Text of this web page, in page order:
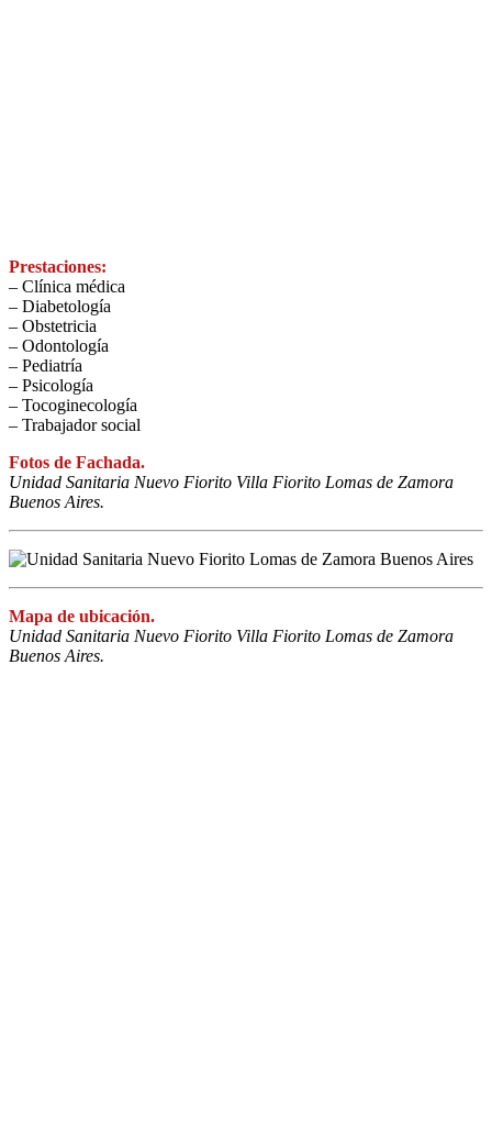
Prestaciones:
– Clínica médica
– Diabetología
– Obstetricia
– Odontología
– Pediatría
– Psicología
– Tocoginecología
– Trabajador social
Fotos de Fachada.
Unidad Sanitaria Nuevo Fiorito Villa Fiorito Lomas de Zamora
Buenos Aires.
Mapa de ubicación.
Unidad Sanitaria Nuevo Fiorito Villa Fiorito Lomas de Zamora
Buenos Aires.